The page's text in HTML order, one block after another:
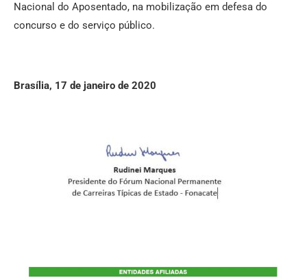
Nacional do Aposentado, na mobilização em defesa do
concurso e do serviço público.
Brasília, 17 de janeiro de 2020